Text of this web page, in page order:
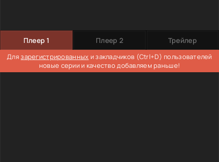
Плеер 1 Плеер 2 Трейлер
Длязарегистрированных и закладчиков (Ctrl+D) пользователей
новые серии и качество добавляем раньше!